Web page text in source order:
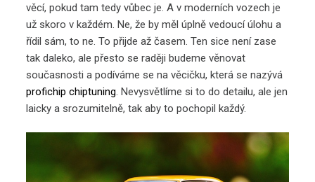
věcí, pokud tam tedy vůbec je. A v moderních vozech je
už skoro v každém. Ne, že by měl úplně vedoucí úlohu a
řídil sám, to ne. To přijde až časem. Ten sice není zase
tak daleko, ale přesto se raději budeme věnovat
současnosti a podíváme se na věcičku, která se nazývá
profichip chiptuning. Nevysvětlíme si to do detailu, ale jen
laicky a srozumitelně, tak aby to pochopil každý.